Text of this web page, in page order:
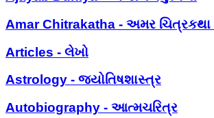
Amar Chitrakatha - અમર ચિત્રકથા
Articles - લેખો
Astrology - જ્યોતિષશાસ્ત્ર
Autobiography - આત્મચરિત્ર